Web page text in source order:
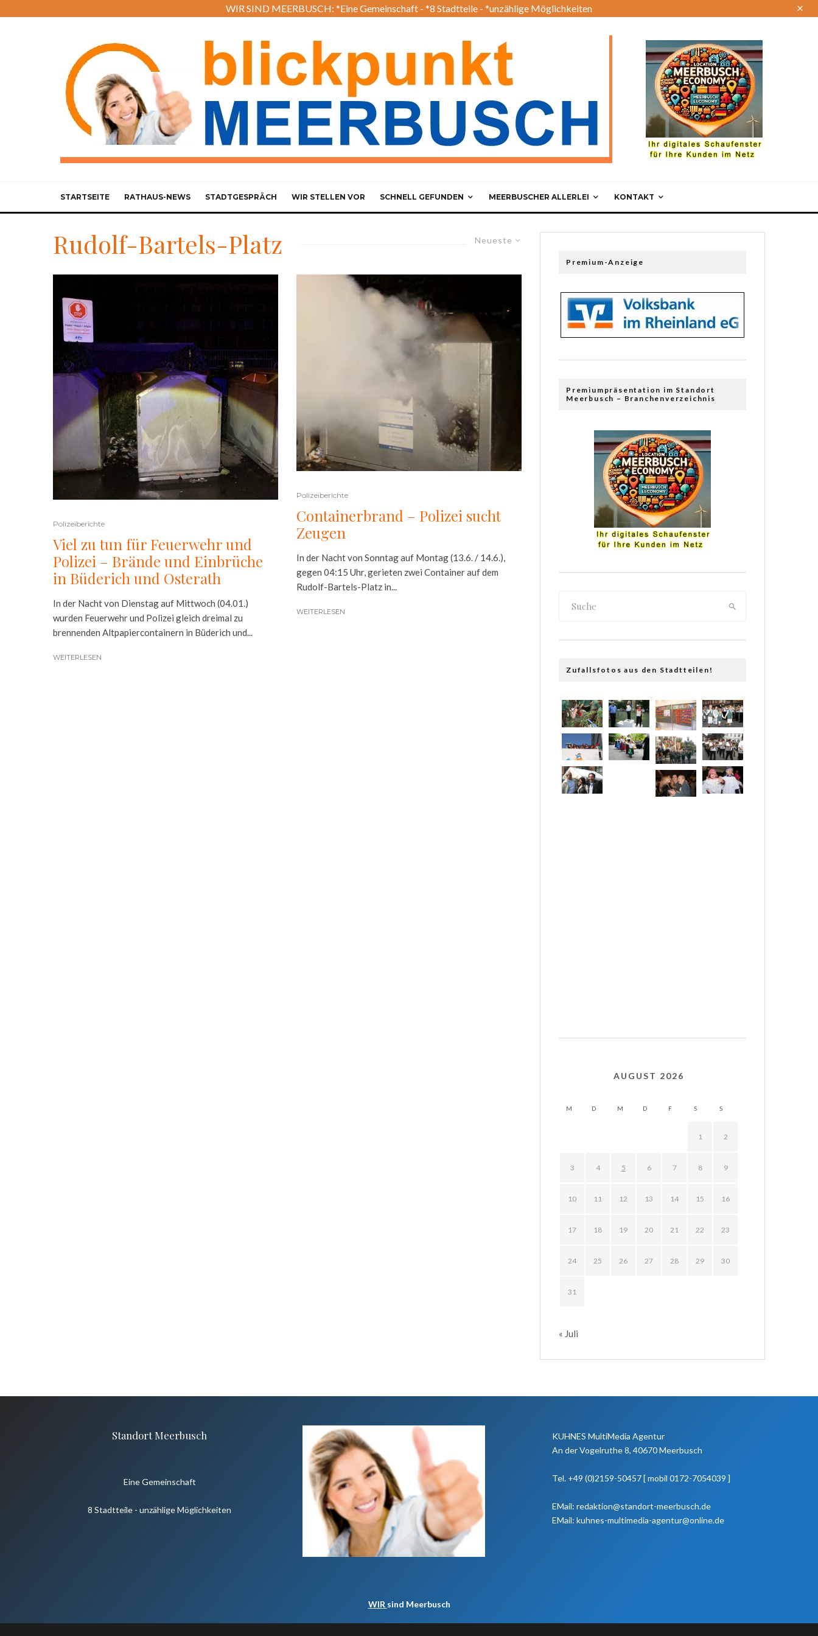
WIR SIND MEERBUSCH: *Eine Gemeinschaft - *8 Stadtteile - *unzählige Möglichkeiten
STARTSEITE RATHAUS-NEWS STADTGESPRÄCH WIR STELLEN VOR SCHNELL GEFUNDEN MEERBUSCHER ALLERLEI KONTAKT
Neueste
Rudolf-Bartels-Platz
Polizeiberichte
Viel zu tun für Feuerwehr und
Polizei – Brände und Einbrüche
in Büderich und Osterath
In der Nacht von Dienstag auf Mittwoch (04.01.)
wurden Feuerwehr und Polizei gleich dreimal zu
brennenden Altpapiercontainern in Büderich und...
WEITERLESEN
Polizeiberichte
Containerbrand – Polizei sucht
Zeugen
In der Nacht von Sonntag auf Montag (13.6. / 14.6.),
gegen 04:15 Uhr, gerieten zwei Container auf dem
Rudolf-Bartels-Platz in...
WEITERLESEN
Premium-Anzeige
Premiumpräsentation im Standort
Meerbusch – Branchenverzeichnis
Zufallsfotos aus den Stadtteilen!
AUGUST 2026
M D M D F S S
1 2
3 4 5 6 7 8 9
10 11 12 13 14 15 16
17 18 19 20 21 22 23
24 25 26 27 28 29 30
31
« Juli
Standort Meerbusch
Eine Gemeinschaft
8 Stadtteile - unzählige Möglichkeiten
WIR sind Meerbusch
KUHNES MultiMedia Agentur
An der Vogelruthe 8, 40670 Meerbusch
Tel. +49 (0)2159-50457 [ mobil 0172-7054039 ]
EMail: redaktion@standort-meerbusch.de
EMail: kuhnes-multimedia-agentur@online.de